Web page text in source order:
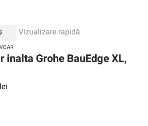
Vizualizare rapidă
inalta Grohe BauEdge XL,
lei